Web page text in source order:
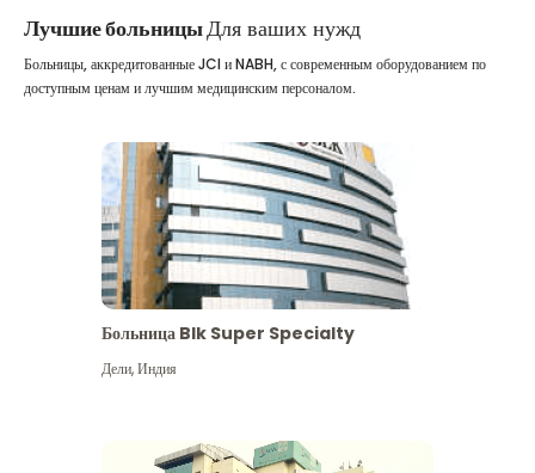
Лучшие больницыДля ваших нужд
Больницы, аккредитованные JCI и NABH, с современным оборудованием по
доступным ценам и лучшим медицинским персоналом.
Больница Blk Super Specialty
Дели,Индия